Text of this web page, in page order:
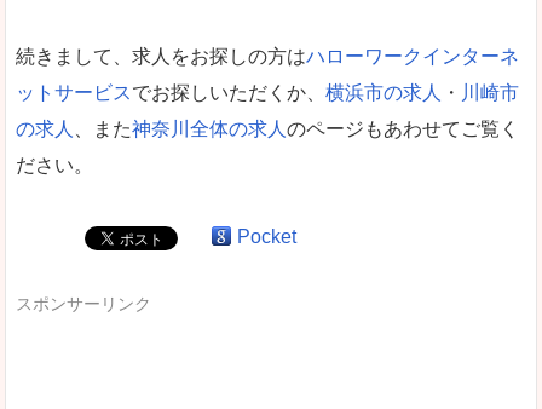
続きまして、求人をお探しの方はハローワークインターネ
ットサービスでお探しいただくか、 横浜市の求人 ・ 川崎市
の求人
、また神奈川全体の求人 のページもあわせてご覧く
ださい。
Pocket
スポンサーリンク